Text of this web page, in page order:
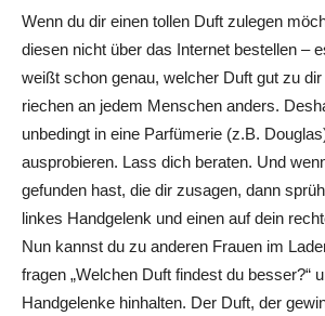
Wenn du dir einen tollen Duft zulegen
diesen nicht über das Internet bestellen –
weißt schon genau, welcher Duft gut zu
riechen an jedem Menschen anders.
unbedingt in eine Parfümerie (z.B.
ausprobieren. Lass dich beraten. Und
gefunden hast, die dir zusagen, dann
linkes Handgelenk und einen auf dein
Nun kannst du zu anderen Frauen im
fragen „Welchen Duft findest du besser?“
Handgelenke hinhalten. Der Duft, der